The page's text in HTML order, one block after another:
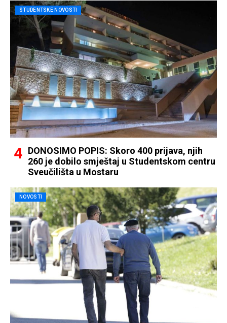
STUDENTSKE NOVOSTI
DONOSIMO POPIS: Skoro 400 prijava, njih
260 je dobilo smještaj u Studentskom centru
Sveučilišta u Mostaru
NOVOSTI